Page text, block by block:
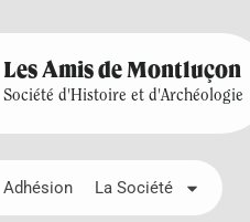
Les Amis de Montluçon
Société d'Histoire et d'Archéologie
Adhésion La Société